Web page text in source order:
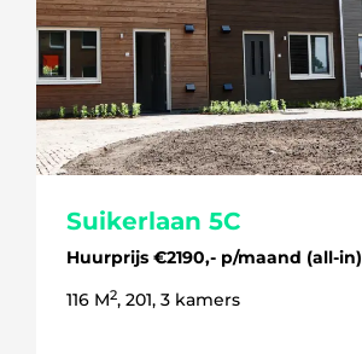
Suikerlaan 5C
Huurprijs €2190,- p/maand (all-in)
116 M2, 201, 3 kamers